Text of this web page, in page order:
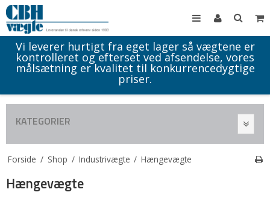
Vi leverer hurtigt fra eget lager så vægtene er
kontrolleret og efterset ved afsendelse, vores
målsætning er kvalitet til konkurrencedygtige
priser.
KATEGORIER
Forside / Shop / Industrivægte / Hængevægte
Hængevægte